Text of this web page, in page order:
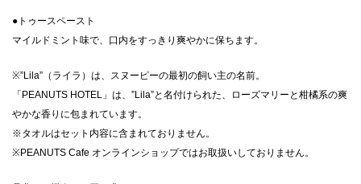
●トゥースペースト
マイルドミント味で、口内をすっきり爽やかに保ちます。
※”Lila”（ライラ）は、スヌーピーの最初の飼い主の名前。
「PEANUTS HOTEL」は、”Lila”と名付けられた、ローズマリーと柑橘系の爽
やかな香りに包まれています。
※タオルはセット内容に含まれておりません。
※PEANUTS Cafe オンラインショップではお取扱いしておりません。